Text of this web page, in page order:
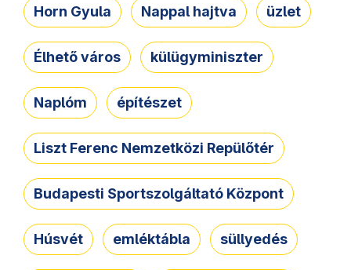
Horn Gyula Nappal hajtva üzlet
Élhető város külügyminiszter
Naplóm építészet
Liszt Ferenc Nemzetközi Repülőtér
Budapesti Sportszolgáltató Központ
Húsvét emléktábla süllyedés